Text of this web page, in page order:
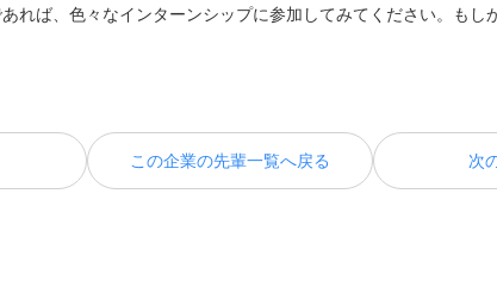
れば、色々なインターンシップに参加してみてください。も
この企業の先輩一覧へ戻る 次